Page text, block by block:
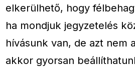
elkerülhető, hogy
ha mondjuk jegyzetelés
hívásunk van, de azt nem
akkor gyorsan